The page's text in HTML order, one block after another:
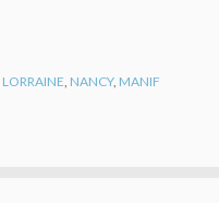
LORRAINE NANCY, MANIF